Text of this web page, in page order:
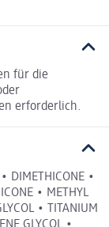
für die
erforderlich.
DIMETHICONE •
• METHYL
• TITANIUM